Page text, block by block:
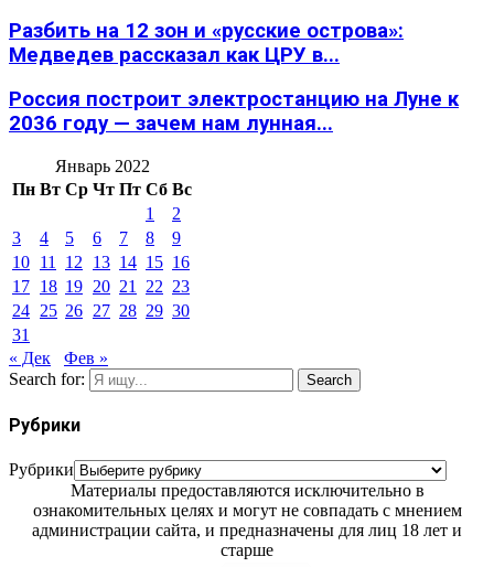
Разбить на 12 зон и «русские острова»:
Медведев рассказал как ЦРУ в...
Россия построит электростанцию на Луне к
2036 году — зачем нам лунная...
Январь 2022
Пн Вт Ср Чт Пт Сб Вс
1
2
3
4 5 6 7 8
9
10 11 12 13 14 15 16
17 18 19 20 21 22 23
24 25 26 27 28 29 30
31
« Дек
Фев »
Search for:
Search
Рубрики
Рубрики
Материалы предоставляются исключительно в
ознакомительных целях и могут не совпадать с мнением
администрации сайта, и предназначены для лиц 18 лет и
старше